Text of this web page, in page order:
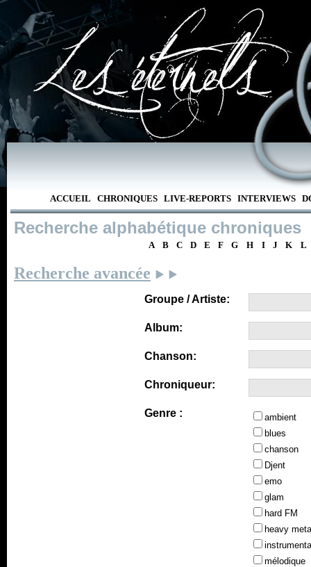
ACCUEIL CHRONIQUES LIVE-REPORTS INTERVIEWS
Recherche alphabétique chroniques
A B C D E F G H I J K L
Recherche avancée
Groupe / Artiste:
Album:
Chanson:
Chroniqueur:
Genre :
ambient
blues
chanson
Djent
emo
glam
hard FM
heavy
mélodique